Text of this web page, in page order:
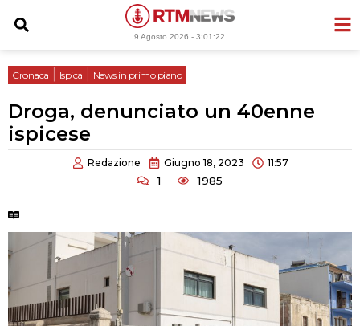
9 Agosto 2026 -3:01:23
Cronaca Ispica News in primo piano
Droga, denunciato un 40enne
ispicese
Redazione Giugno 18, 2023 11:57
1 1985